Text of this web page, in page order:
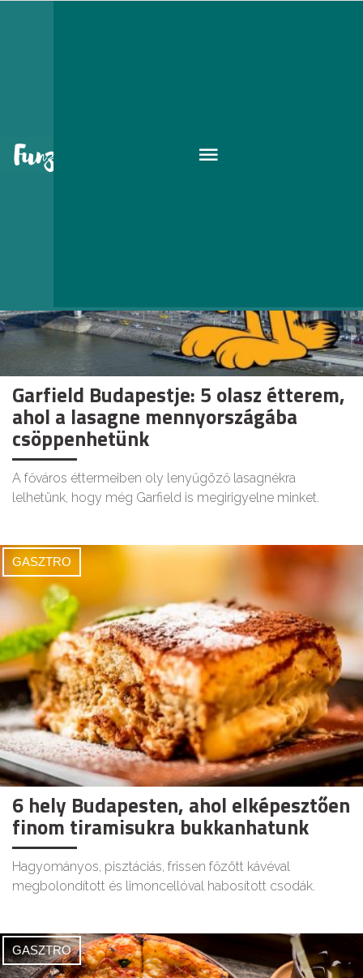
GASZTRO
Garfield Budapestje: 5 olasz étterem,
ahol a lasagne mennyországába
csöppenhetünk
A főváros éttermeiben oly lenyűgöző lasagnékra
lelhetünk, hogy még Garfield is megirigyelne minket.
GASZTRO
6 hely Budapesten, ahol elképesztően
finom tiramisukra bukkanhatunk
Hagyományos, pisztáciás, frissen főzött kávéval
megbolondított és limoncellóval habosított csodák.
GASZTRO